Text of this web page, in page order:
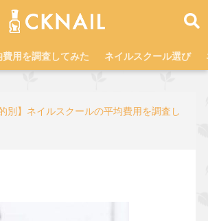
用を調査してみた ネイルスクール選び
的別】ネイルスクールの平均費用を調査し